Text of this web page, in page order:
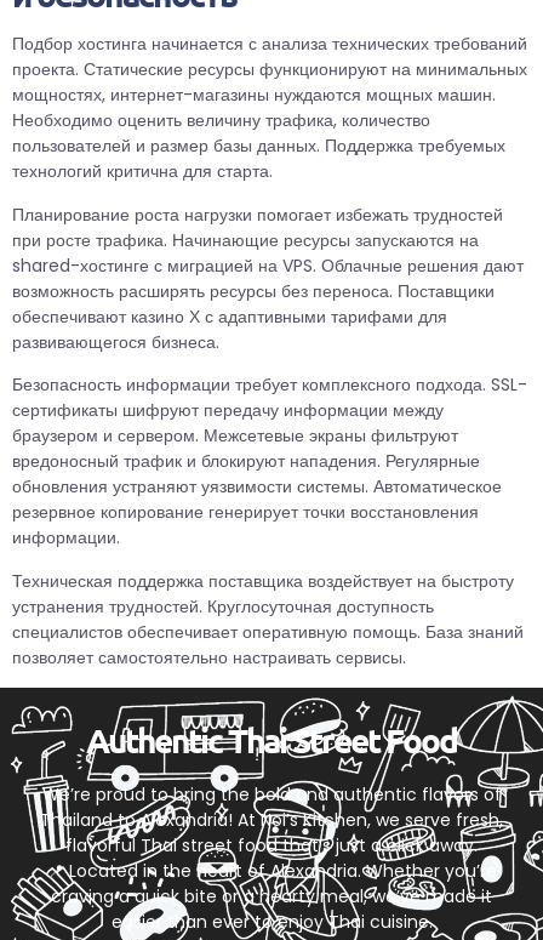
Подбор хостинга начинается с анализа технических требований
проекта. Статические ресурсы функционируют на минимальных
мощностях, интернет-магазины нуждаются мощных машин.
Необходимо оценить величину трафика, количество
пользователей и размер базы данных. Поддержка требуемых
технологий критична для старта.
Планирование роста нагрузки помогает избежать трудностей
при росте трафика. Начинающие ресурсы запускаются на
shared-хостинге с миграцией на VPS. Облачные решения дают
возможность расширять ресурсы без переноса. Поставщики
обеспечивают казино Х с адаптивными тарифами для
развивающегося бизнеса.
Безопасность информации требует комплексного подхода. SSL-
сертификаты шифруют передачу информации между
браузером и сервером. Межсетевые экраны фильтруют
вредоносный трафик и блокируют нападения. Регулярные
обновления устраняют уязвимости системы. Автоматическое
резервное копирование генерирует точки восстановления
информации.
Техническая поддержка поставщика воздействует на быстроту
устранения трудностей. Круглосуточная доступность
специалистов обеспечивает оперативную помощь. База знаний
позволяет самостоятельно настраивать сервисы.
Authentic Thai Street Food
We’re proud to bring the bold and authentic flavors of
Thailand to Alexandria! At Noi’s Kitchen, we serve fresh,
flavorful Thai street food that’s just a click away.
📍 Located in the heart of Alexandria. Whether you’re
craving a quick bite or a hearty meal, we’ve made it
easier than ever to enjoy Thai cuisine.